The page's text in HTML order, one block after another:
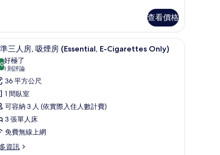
查看價格
費無線上網 羽絨被、客房內保險箱、遮光布/窗簾、免費
6 三人房, 吸煙房 (Essential, E-Cigarettes Only)
分，滿分 10 分
好極了
1 則評論
(1
則
評
論)
36 平方公尺
1 間臥室
可容納 3 人 (依實際入住人數計費)
3 張單人床
免費無線上網
資訊